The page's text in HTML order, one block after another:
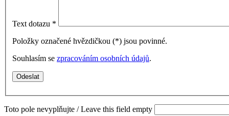
Text dotazu *
Položky označené hvězdičkou (*) jsou povinné.
Souhlasím se zpracováním osobních údajů.
Toto pole nevyplňujte / Leave this field empty